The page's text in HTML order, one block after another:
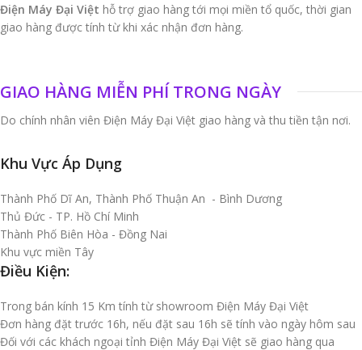
Điện Máy Đại Việt hỗ trợ giao hàng tới mọi miền tổ quốc, thời gian
giao hàng được tính từ khi xác nhận đơn hàng.
GIAO HÀNG MIỄN PHÍ TRONG NGÀY
Do chính nhân viên Điện Máy Đại Việt giao hàng và thu tiền tận nơi.
Khu Vực Áp Dụng
Thành Phố Dĩ An, Thành Phố Thuận An - Bình Dương
Thủ Đức - TP. Hồ Chí Minh
Thành Phố Biên Hòa - Đồng Nai
Khu vực miền Tây
Điều Kiện:
Trong bán kính 15 Km tính từ showroom Điện Máy Đại Việt
Đơn hàng đặt trước 16h, nếu đặt sau 16h sẽ tính vào ngày hôm sau
Đối với các khách ngoại tỉnh Điện Máy Đại Việt sẽ giao hàng qua